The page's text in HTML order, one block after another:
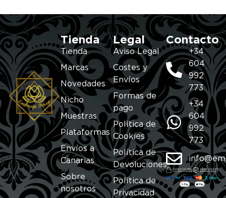
Tienda
Tienda
Marcas
Novedades
Nicho
Muestras
Plataformas
Envíos a
Canarias
Sobre
nosotros
Legal
Aviso Legal
Costes y
Envíos
Formas de
pago
Política de
Cookies
Política de
Devoluciones
Política de
Privacidad
Contacto
+34
604
992
773
+34
604
992
773